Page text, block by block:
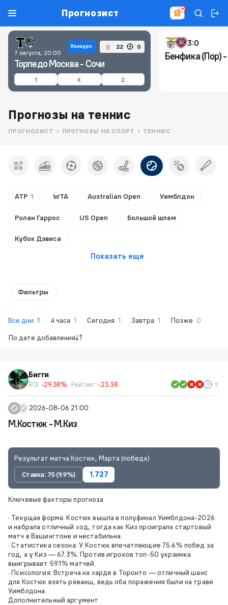
Прогнозист
7 августа, 20:00
Конкурс 22 0
Торпедо Москва - Сочи
1 X 2
3:0
Бенфика (Пор)
Прогнозы на теннис
ПРОГНОЗИСТ ПРОГНОЗЫ НА СПОРТ ТЕННИС
ATP 1 WTA Australian Open Уимблдон
Ролан Гаррос US Open Большой шлем
Кубок Дэвиса
Показать еще
Фильтры
Все дни 1 4 часа 1 Сегодня 1 Завтра 1 Позже 0
По дате добавления
Бигги
ROI: -29.38% Рейтинг: -23.38
2026-08-06 21:00
М.Костюк - М.Киз
Результат матча Костюк, Марта (победа)
Ставка: 75 (9.9%)
1.727
Ключевые факторы прогноза
· Текущая форма: Костюк вышла в полуфинал Уимблдона-2026
и набрала отличный ход, тогда как Киз проиграла стартовый
матч в Вашингтоне и нестабильна.
· Статистика сезона: У Костюк впечатляющие 75.6% побед за
год, а у Киз — 67.3%. Против игроков топ-50 украинка
выигрывает 59.1% матчей.
· Психология: Встреча на харде в Торонто — отличный шанс
для Костюк взять реванш, ведь оба поражения были на траве
Уимблдона.
Дополнительный аргумент